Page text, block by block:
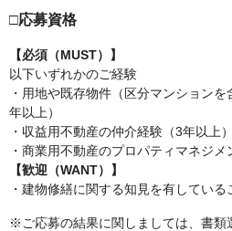
□応募資格
【必須（MUST）】
以下いずれかのご経験
・用地や既存物件（区分マンション
年以上）
・収益用不動産の仲介経験（3年以上）
・商業用不動産のプロパティマネジメ
【歓迎（WANT）】
・建物修繕に関する知見を有している
※ご応募の結果に関しましては、書類